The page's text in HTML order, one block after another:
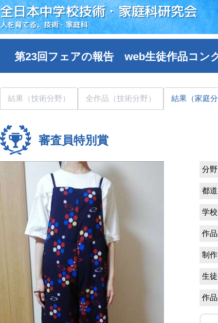
全日本中学校技術・家庭科研究会
人を育てる、技術・家庭科
第23回フェアの報告 web生徒作品コン
結果（技術分野） 全作品（技術分野） 結果（家庭
審査員特別賞
分
都
学
作
制
生
作